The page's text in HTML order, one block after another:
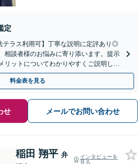
定
テラス利用可】丁寧な説明に定評あり◎
相談者様のお悩みに寄り添います。提示
リットについてわかりやすくご説明しま
バシーへの配慮も安心】
料金表を見る
せ メールでお問い合わせ
稲田 翔平 弁
インタビューを
見る